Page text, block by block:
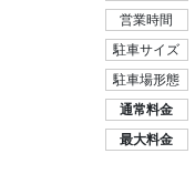
営業時間
駐車サイズ
駐車場形態
通常料金
最大料金